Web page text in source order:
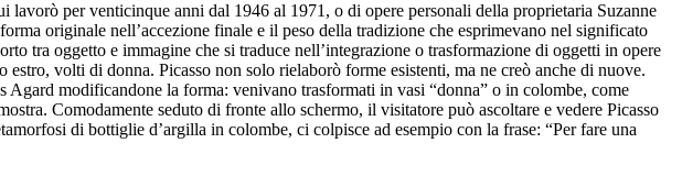
per venticinque anni dal 1946 al 1971, o di opere personali della proprietaria Suzanne
originale nell’accezione finale e il peso della tradizione che esprimevano nel significato
tra oggetto e immagine che si traduce nell’integrazione o trasformazione di oggetti in opere
volti di donna. Picasso non solo rielaborò forme esistenti, ma ne creò anche di nuove.
modificandone la forma: venivano trasformati in vasi “donna” o in colombe, come
Comodamente seduto di fronte allo schermo, il visitatore può ascoltare e vedere Picasso
di bottiglie d’argilla in colombe, ci colpisce ad esempio con la frase: “Per fare una